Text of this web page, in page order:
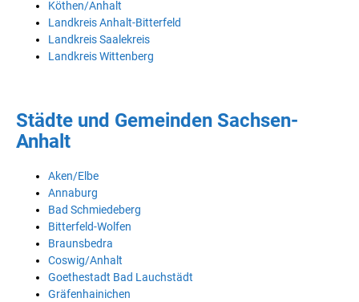
Köthen/Anhalt
Landkreis Anhalt-Bitterfeld
Landkreis Saalekreis
Landkreis Wittenberg
Städte und Gemeinden Sachsen-
Anhalt
Aken/Elbe
Annaburg
Bad Schmiedeberg
Bitterfeld-Wolfen
Braunsbedra
Coswig/Anhalt
Goethestadt Bad Lauchstädt
Gräfenhainichen